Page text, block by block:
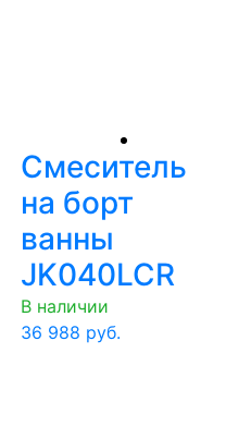
Смеситель
на борт
ванны
JK040LCR
В наличии
36 988 руб.